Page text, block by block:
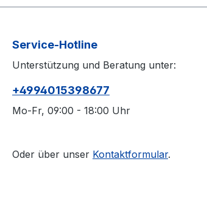
Service-Hotline
Unterstützung und Beratung unter:
+4994015398677
Mo-Fr, 09:00 - 18:00 Uhr
Oder über unser Kontaktformular.